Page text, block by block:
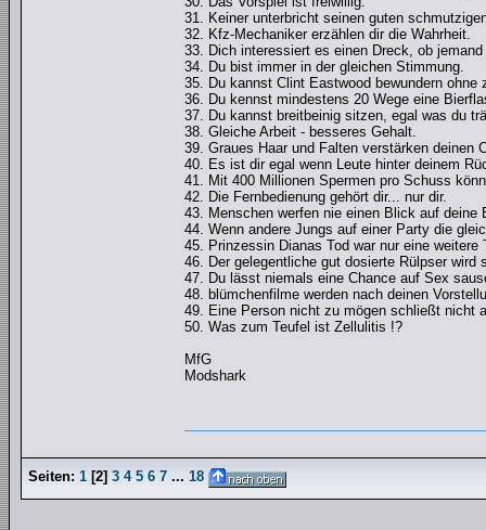
31. Keiner unterbricht seinen guten
32. Kfz-Mechaniker erzählen dir die Wahrheit.
33. Dich interessiert es einen Dreck, ob
34. Du bist immer in der gleichen Stimmung.
35. Du kannst Clint Eastwood bewundern ohne
36. Du kennst mindestens 20 Wege eine
37. Du kannst breitbeinig sitzen, egal was du
38. Gleiche Arbeit - besseres Gehalt.
39. Graues Haar und Falten verstärken deinen
40. Es ist dir egal wenn Leute hinter deinem
41. Mit 400 Millionen Spermen pro Schuss
42. Die Fernbedienung gehört dir... nur dir.
43. Menschen werfen nie einen Blick auf
44. Wenn andere Jungs auf einer Party die
45. Prinzessin Dianas Tod war nur eine weitere
46. Der gelegentliche gut dosierte Rülpser wird
47. Du lässt niemals eine Chance auf Sex
48. blümchenfilme werden nach deinen
49. Eine Person nicht zu mögen schließt nicht
50. Was zum Teufel ist Zellulitis !?
MfG
Modshark
Seiten: 1 [2] 3 4 5 6 7 ... 18